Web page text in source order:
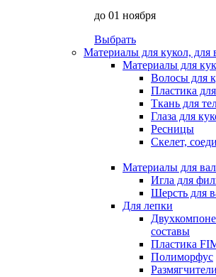
до 01 ноября
Выбрать
Материалы для кукол, для
Материалы для
Волосы для
Пластика
Ткань для
Глаза для
Ресницы
Скелет,
Материалы для
Игла для
Шерсть для
Для лепки
составы
Пластика
Полиморфус
Размягчители